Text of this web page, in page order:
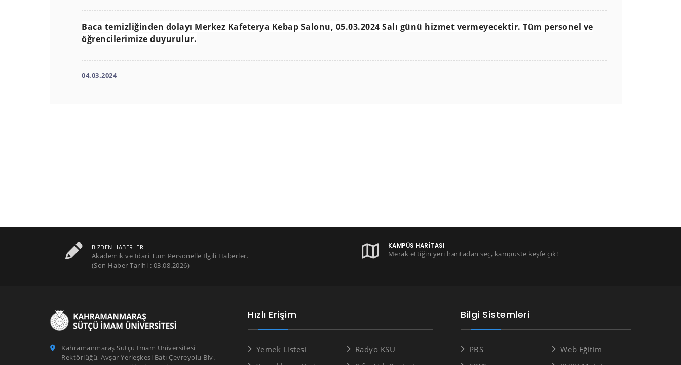
Baca temizliğinden dolayı Merkez Kafeterya Kebap Salonu, 05.03.2024 Salı günü hizmet vermeyecektir. Tüm personel ve
öğrencilerimize duyurulur.
04.03.2024
BIZDEN HABERLER
Akademik ve İdari Tüm Personelle İlgili Haberler.
(Son Haber Tarihi : 03.08.2026)
KAMPÜS HARITASI
Merak ettiğin yeri haritadan seç, kampüste keşfe çık!
Kahramanmaraş Sütçü İmam Üniversitesi
Rektörlüğü, Avşar Yerleşkesi Batı Çevreyolu Blv.
Hızlı Erişim
Yemek Listesi
Radyo KSÜ
Bilgi Sistemleri
PBS
Web Eğitim